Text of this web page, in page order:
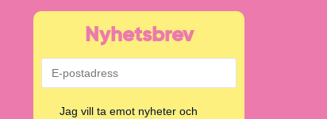
Nyhetsbrev
Jag vill ta emot nyheter och